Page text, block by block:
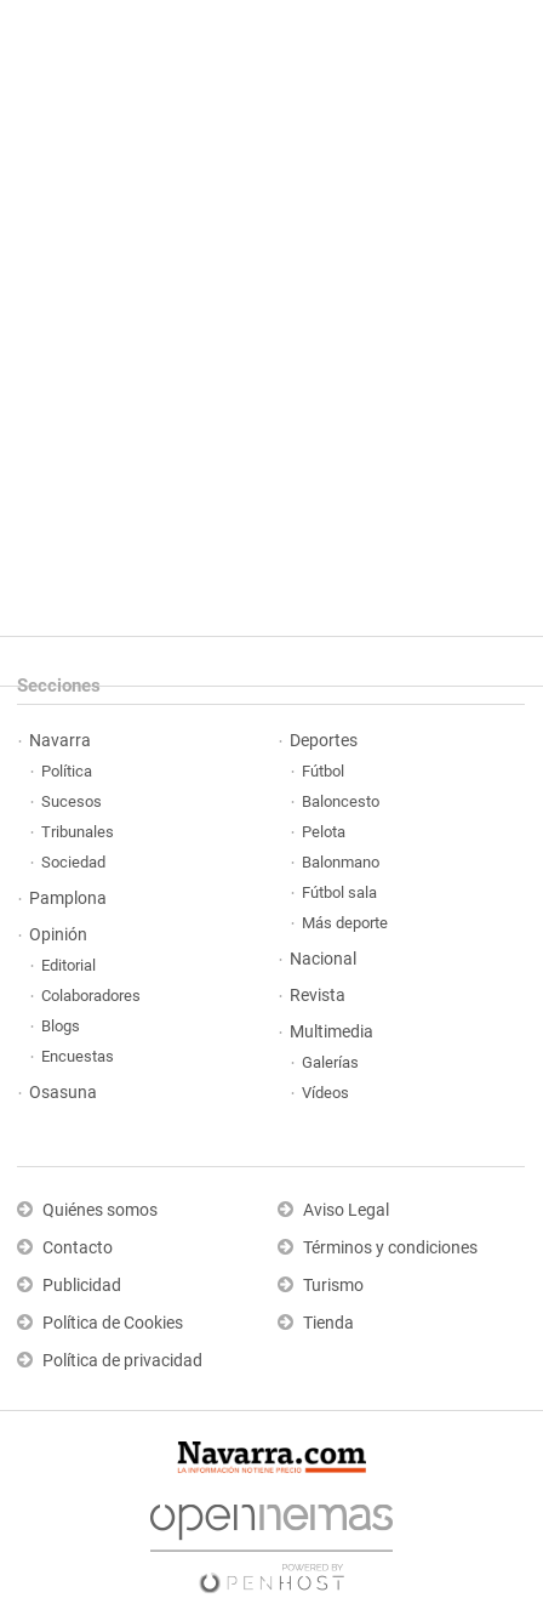
Secciones
Navarra
Política
Sucesos
Tribunales
Sociedad
Pamplona
Opinión
Editorial
Colaboradores
Blogs
Encuestas
Osasuna
Deportes
Fútbol
Baloncesto
Pelota
Balonmano
Fútbol sala
Más deporte
Nacional
Revista
Multimedia
Galerías
Vídeos
Quiénes somos
Contacto
Publicidad
Política de Cookies
Política de privacidad
Aviso Legal
Términos y condiciones
Turismo
Tienda